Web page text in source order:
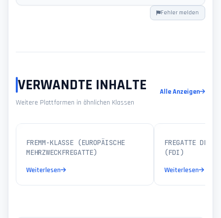
Fehler melden
VERWANDTE INHALTE
Weitere Plattformen in ähnlichen Klassen
Alle Anzeigen
FREMM-KLASSE (EUROPÄISCHE
MEHRZWECKFREGATTE)
Weiterlesen
FREGATTE DER
(FDI)
Weiterlesen